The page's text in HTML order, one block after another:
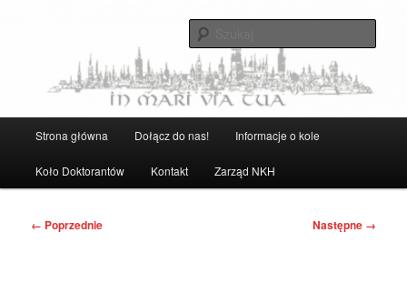
Naukowe Koło Historyków UG
Strona główna Dołącz do nas! Informacje o kole
Koło Doktorantów Kontakt Zarząd NKH
Nawigacja
← Poprzednie Następne →